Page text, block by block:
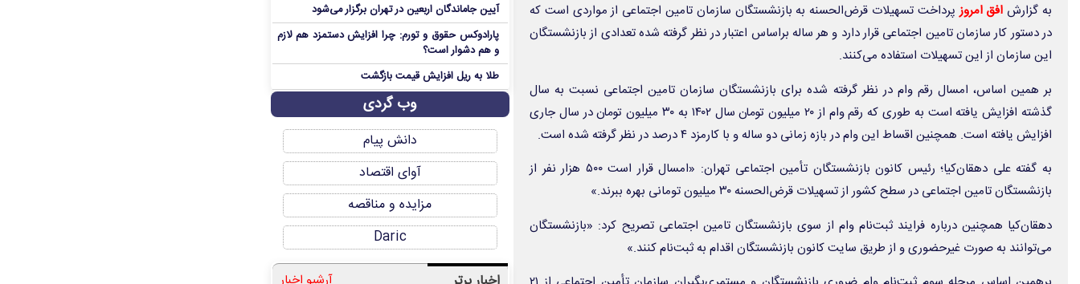
به گزارش افق امروزپرداخت تسهیلات قرض‌الحسنه به بازنشستگان سازمان تامین اجتماعی از مواردی است که
در دستور کار سازمان تامین اجتماعی قرار دارد و هر ساله براساس اعتبار در نظر گرفته شده تعدادی از بازنشستگان
این سازمان از این تسهیلات استفاده می‌کنند.
بر همین اساس، امسال رقم وام در نظر گرفته شده برای بازنشستگان سازمان تامین اجتماعی نسبت به سال
گذشته افزایش یافته است به طوری که رقم وام از ۲۰ میلیون تومان سال ۱۴۰۲ به ۳۰ میلیون تومان در سال جاری
افزایش یافته است. همچنین اقساط این وام در بازه زمانی دو ساله و با کارمزد ۴ درصد در نظر گرفته شده است.
به گفته علی دهقان‌کیا؛ رئیس کانون بازنشستگان تأمین اجتماعی تهران: «امسال قرار است ۵۰۰ هزار نفر از
بازنشستگان تامین اجتماعی در سطح کشور از تسهیلات قرض‌الحسنه ۳۰ میلیون تومانی بهره ببرند.»
دهقان‌کیا همچنین درباره فرایند ثبت‌نام وام از سوی بازنشستگان تامین اجتماعی تصریح کرد: «بازنشستگان
می‌توانند به صورت غیرحضوری و از طریق سایت کانون بازنشستگان اقدام به ثبت‌نام کنند.»
آیین جاماندگان اربعین در تهران برگزار می‌شود
پارادوکس حقوق و تورم: چرا افزایش دستمزد هم لازم
و هم دشوار است؟
طلا به ریل افزایش قیمت بازگشت
وب گردی
دانش پیام
آوای اقتصاد
مزایده و مناقصه
Daric